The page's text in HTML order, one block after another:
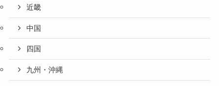
近畿
中国
四国
九州・沖縄